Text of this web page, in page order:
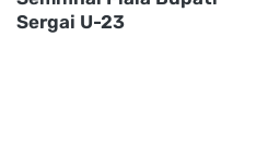
Sergai U-23